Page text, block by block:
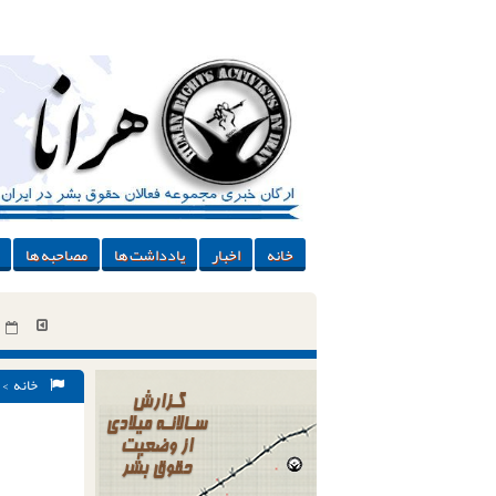
خانه اخبار یادداشت ها مصاحبه ها
خانه >